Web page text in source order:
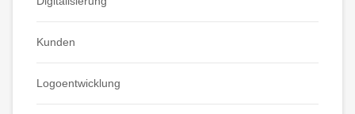
Kunden
Logoentwicklung